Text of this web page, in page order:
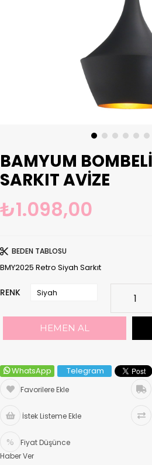
BAMYUM
SARKIT AVIZE
₺1.098,00
BEDEN TABLOSU
BMY2025 Retro Siyah Sarkıt
RENK
WhatsApp Telegram
Favorilere Ekle
İstek Listeme Ekle
Fiyat Düşünce
Haber Ver